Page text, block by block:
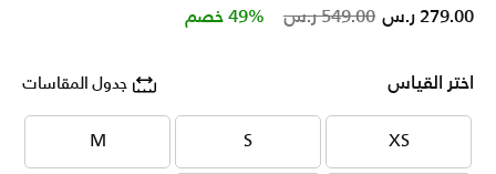
Price reduced from
549.00 ر.س to 279.00 ر.س 49% خصم
اختر القياس جدول المقاسات
XS
XS
S
S
M
M